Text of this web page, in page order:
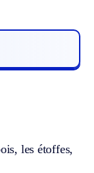
les étoffes,